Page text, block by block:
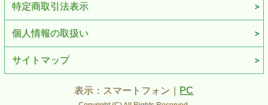
特定商取引法表示
個人情報の取扱い
サイトマップ
表示：スマートフォン｜ PC